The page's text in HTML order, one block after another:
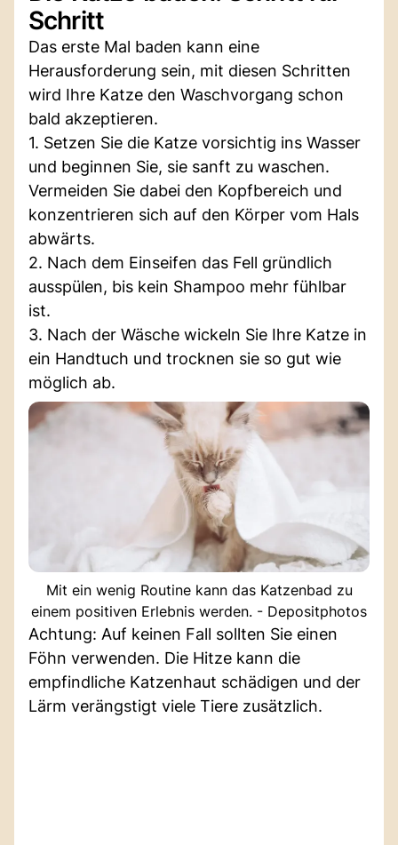
Schritt
Das erste Mal baden kann eine
Herausforderung sein, mit diesen Schritten
wird Ihre Katze den Waschvorgang schon
bald akzeptieren.
1. Setzen Sie die Katze vorsichtig ins Wasser
und beginnen Sie, sie sanft zu waschen.
Vermeiden Sie dabei den Kopfbereich und
konzentrieren sich auf den Körper vom Hals
abwärts.
2. Nach dem Einseifen das Fell gründlich
ausspülen, bis kein Shampoo mehr fühlbar
ist.
3. Nach der Wäsche wickeln Sie Ihre Katze in
ein Handtuch und trocknen sie so gut wie
möglich ab.
Mit ein wenig Routine kann das Katzenbad zu
einem positiven Erlebnis werden. - Depositphotos
Achtung: Auf keinen Fall sollten Sie einen
Föhn verwenden. Die Hitze kann die
empfindliche Katzenhaut schädigen und der
Lärm verängstigt viele Tiere zusätzlich.